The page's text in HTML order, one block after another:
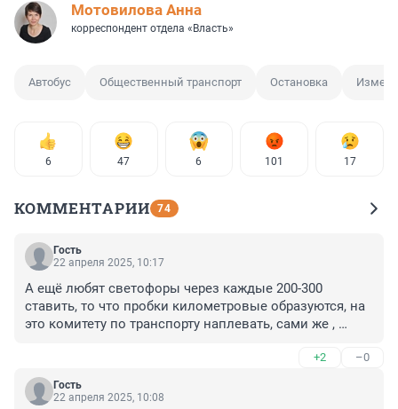
Мотовилова Анна
корреспондент отдела «Власть»
Автобус Общественный транспорт Остановка
6 47 6 101 17
КОММЕНТАРИИ 74
Гость
22 апреля 2025, 10:17
А ещё любят светофоры через каждые 200-300
ставить, то что пробки километровые образуются, на
это комитету по транспорту наплевать, сами же ,
позабавиться наблюдая как водители пихаются
толкаются, весело же. А ещё автобусы распределяют
+2 –0
Гость
22 апреля 2025, 10:08